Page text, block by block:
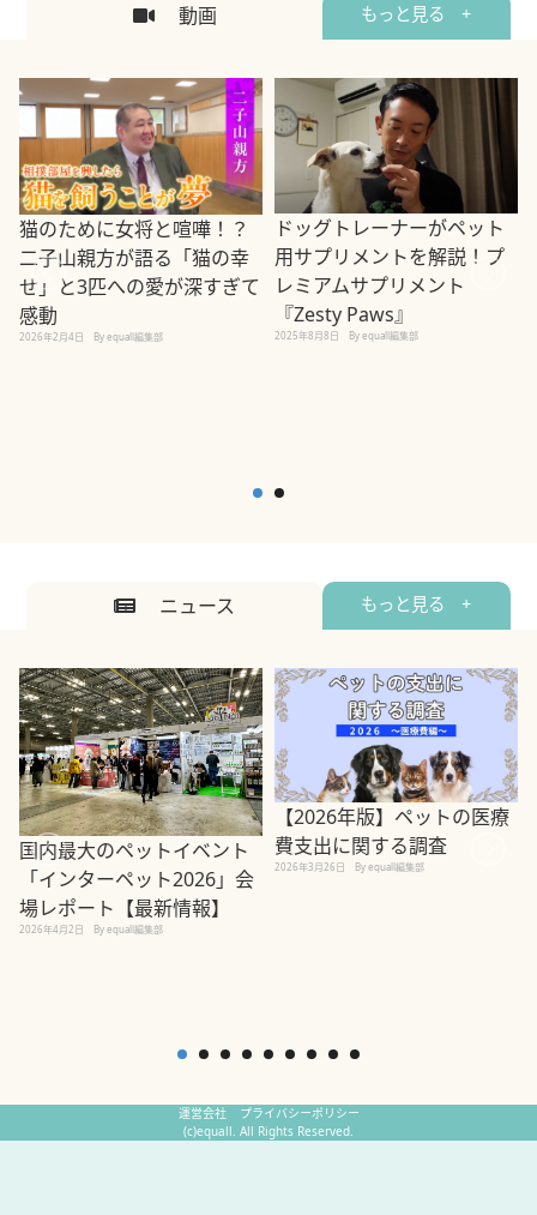
動画 もっと見る +
猫のために女将と喧嘩！？
二子山親方が語る「猫の幸
せ」と3匹への愛が深すぎて
感動
2026年2月4日 By equall編集部
ドッグトレーナーがペット
用サプリメントを解説！プ
レミアムサプリメント
『Zesty Paws』
2025年8月8日 By equall編集部
ニュース もっと見る +
国内最大のペットイベント
「インターペット2026」会
場レポート【最新情報】
2026年4月2日 By equall編集部
【2026年版】ペットの医療
費支出に関する調査
2026年3月26日 By equall編集部
運営会社
プライバシーポリシー
(c)equall. All Rights Reserved.